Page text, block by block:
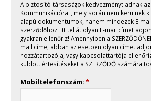
A biztosító-társaságok kedvezményt adnak
Kommunikációra", mely során nem kerülnek
alapú dokumentumok, hanem mindezek E-
szerződőhöz. Itt tehát olyan E-mail címet
gyakran ellenőriz! Amennyiben a SZERZŐDŐNEK nincs saját E-
mail címe, abban az esetben olyan címet
hozzátartozója, vagy kapcsolattartója
küldött értesítéseket a SZERZŐDŐ számára
Mobiltelefonszám: *